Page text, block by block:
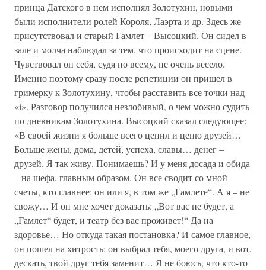
принца Датского в нем исполнял Золотухин, новыми
были исполнители ролей Короля, Лаэрта и др. Здесь же
присутствовал и старый Гамлет – Высоцкий. Он сидел в
зале и молча наблюдал за тем, что происходит на сцене.
Чувствовал он себя, судя по всему, не очень весело.
Именно поэтому сразу после репетиции он пришел в
гримерку к Золотухину, чтобы расставить все точки над
«i». Разговор получился незлобивый, о чем можно судить
по дневникам Золотухина. Высоцкий сказал следующее:
«В своей жизни я больше всего ценил и ценю друзей…
Больше жены, дома, детей, успеха, славы… денег –
друзей. Я так живу. Понимаешь? И у меня досада и обида
– на шефа, главным образом. Он все сводит со мной
счеты, кто главнее: он или я, в том же „Гамлете“. А я – не
свожу… И он мне хочет доказать: „Вот вас не будет, а
„Гамлет“ будет, и театр без вас проживет!“ Да на
здоровье… Но откуда такая постановка? И самое главное,
он пошел на хитрость: он выбрал тебя, моего друга, и вот,
дескать, твой друг тебя заменит… Я не боюсь, что кто-то